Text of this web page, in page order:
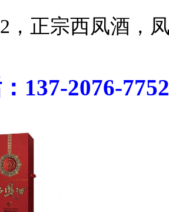
，正宗西凤酒
137-2076-7752